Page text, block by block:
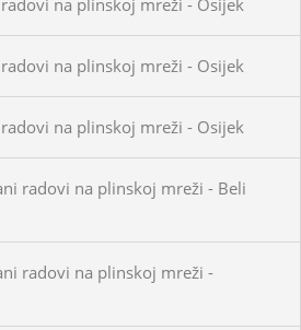
na plinskoj mreži - Osijek
na plinskoj mreži - Osijek
radovi na plinskoj mreži - Beli
radovi na plinskoj mreži -